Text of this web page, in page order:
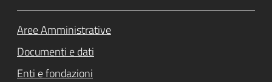
Aree Amministrative
Documenti e dati
Enti e fondazioni